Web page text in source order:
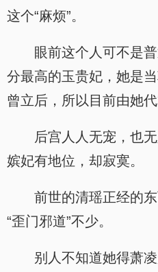
这个“麻烦”。
眼前这个人可不是
分最高的玉贵妃，她是
曾立后，所以目前由她代
后宫人人无宠，也
嫔妃有地位，却寂寞。
前世的清瑶正经的
“歪门邪道”不少。
别人不知道她得萧